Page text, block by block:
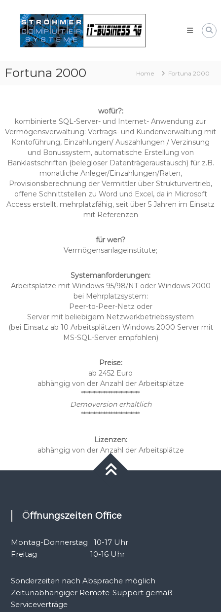
content
Systemhaus
für
Bayern
Windows
Systeme
Fortuna 2000 Home Fortuna 2000
wofür?:
kombinierte SQL-Server- und Internet- Anwendung zur
Vermögensverwaltung: Vertrags- und Kundenverwaltung mit
Kontoführung, Einzahlungen/ Auszahlungen / Verzinsung
und Bonussystem, automatische Erstellung von
Banklastschriften (belegloser Datenträgeraustausch) für z.B.
monatliche Anleger/Einzahlungen/Raten,
Provisionsberechnung der Vermittler über Strukturvertrieb,
offene Schnittstellen zu Word und Excel, da in Microsoft
Access erstellt, mehrplatzfähig, seit über 5 Jahren im Einsatz
mit Referenzen
für wen?
Vermögensanlageinstitute;
Systemanforderungen:
Arbeitsplätze mit Windows 95/98/NT oder Windows 2000
bei Mehrplatzsystem:
Peer-to-Peer-Netz oder
Server mit beliebigem Netzwerkbetriebssystem
(bei Einsatz ab 10 Arbeitsplätzen Windows 2000 Server mit
MS-SQL-Server empfohlen)
Preise:
ab 2452 Euro
abhängig von der Anzahl der Arbeitsplätze
************************
Demoversion erhältlich
************************
Lizenzen:
abhängig von der Anzahl der Arbeitsplätze
Öffnungszeiten Office
Montag-Donnerstag 10-17 Uhr
Freitag 10-16 Uhr
Sonderzeiten nach Absprache möglich
Zeitunabhängiger Remote-Support gemäß
Serviceverträge